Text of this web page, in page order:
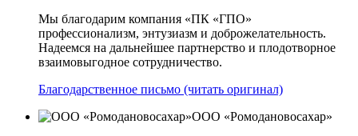
Мы благодарим компания «ПК «ГПО»
профессионализм, энтузиазм и доброжелательность.
Надеемся на дальнейшее партнерство и плодотворное
взаимовыгодное сотрудничество.
Благодарственное письмо (читать оригинал)
ООО «Ромодановосахар»